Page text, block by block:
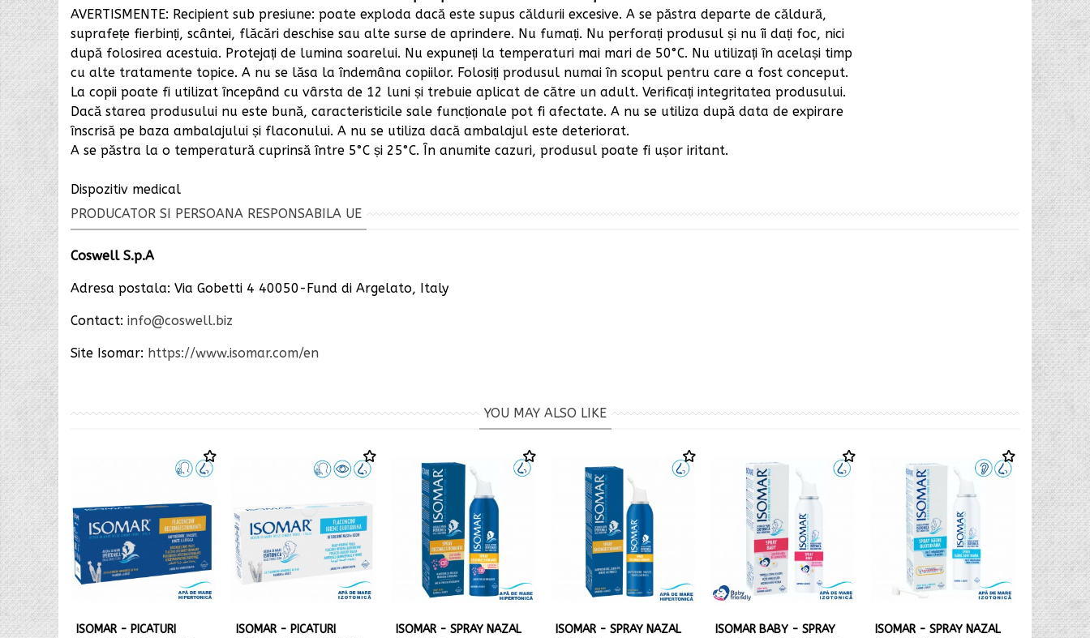
AVERTISMENTE: Recipient sub presiune: poate exploda dacă este supus căldurii excesive. A se păstra departe de căldură,
suprafețe fierbinți, scântei, flăcări deschise sau alte surse de aprindere. Nu fumați. Nu perforați produsul și nu îi dați foc, nici
după folosirea acestuia. Protejați de lumina soarelui. Nu expuneți la temperaturi mai mari de 50°C. Nu utilizați în același timp
cu alte tratamente topice. A nu se lăsa la îndemâna copiilor. Folosiți produsul numai în scopul pentru care a fost conceput.
La copii poate fi utilizat începând cu vârsta de 12 luni și trebuie aplicat de către un adult. Verificați integritatea produsului.
Dacă starea produsului nu este bună, caracteristicile sale funcționale pot fi afectate. A nu se utiliza după data de expirare
înscrisă pe baza ambalajului și flaconului. A nu se utiliza dacă ambalajul este deteriorat.
A se păstra la o temperatură cuprinsă între 5°C și 25°C. În anumite cazuri, produsul poate fi ușor iritant.
Dispozitiv medical
PRODUCATOR SI PERSOANA RESPONSABILA UE
Coswell S.p.A
Adresa postala: Via Gobetti 4 40050-Fund di Argelato, Italy
Contact: info@coswell.biz
Site Isomar: https://www.isomar.com/en
YOU MAY ALSO LIKE
ISOMAR - PICATURI
ISOMAR - PICATURI
ISOMAR - SPRAY NAZAL
ISOMAR - SPRAY NAZAL
ISOMAR BABY - SPRAY
ISOMAR - SPRAY NAZAL
ISOMAR -